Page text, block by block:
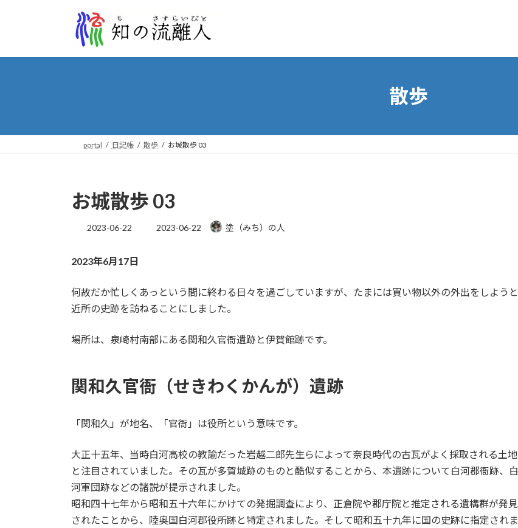
プ
動
散歩
portal 日記帳 散歩 お城散歩 03
お城散歩 03
2023-06-22
最
時
:
2023-06-22 塗（みち）の人
2023年6月17日
何故だか忙しくあっという間に終わる日々を過ごしていますが、たまには買い物以外の外出をしようと
近所の史跡を訪ねることにしました。
場所は、泉崎村南部にある関和久官衙遺跡と伊賀館跡です。
関和久官衙（せきわくかんが）遺跡
「関和久」が地名、「官衙」は役所という意味です。
大正十五年、当時白河高校の教諭だった岩越二郎先生らによって奈良時代の古瓦がよく採取される土地
と注目されていました。その瓦が多賀城跡のものと酷似することから、本遺跡について白河郡衙跡、白
河軍団跡などの諸説が提示されました。
昭和四十七年から昭和五十六年にかけての発掘調査により、正倉院や郡庁院と推定される遺構群が発見
されたことから、陸奥国白河郡役所跡と特定されました。そして昭和五十九年に国の史跡に指定されま